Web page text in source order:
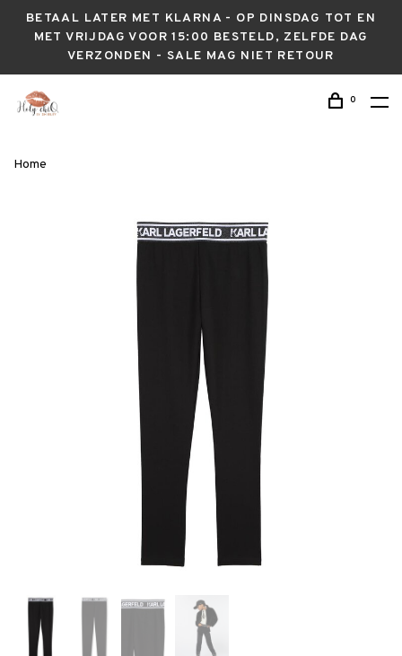
BETAAL LATER MET KLARNA - OP DINSDAG TOT EN
MET VRIJDAG VOOR 15:00 BESTELD, ZELFDE DAG
VERZONDEN - SALE MAG NIET RETOUR
0
Home